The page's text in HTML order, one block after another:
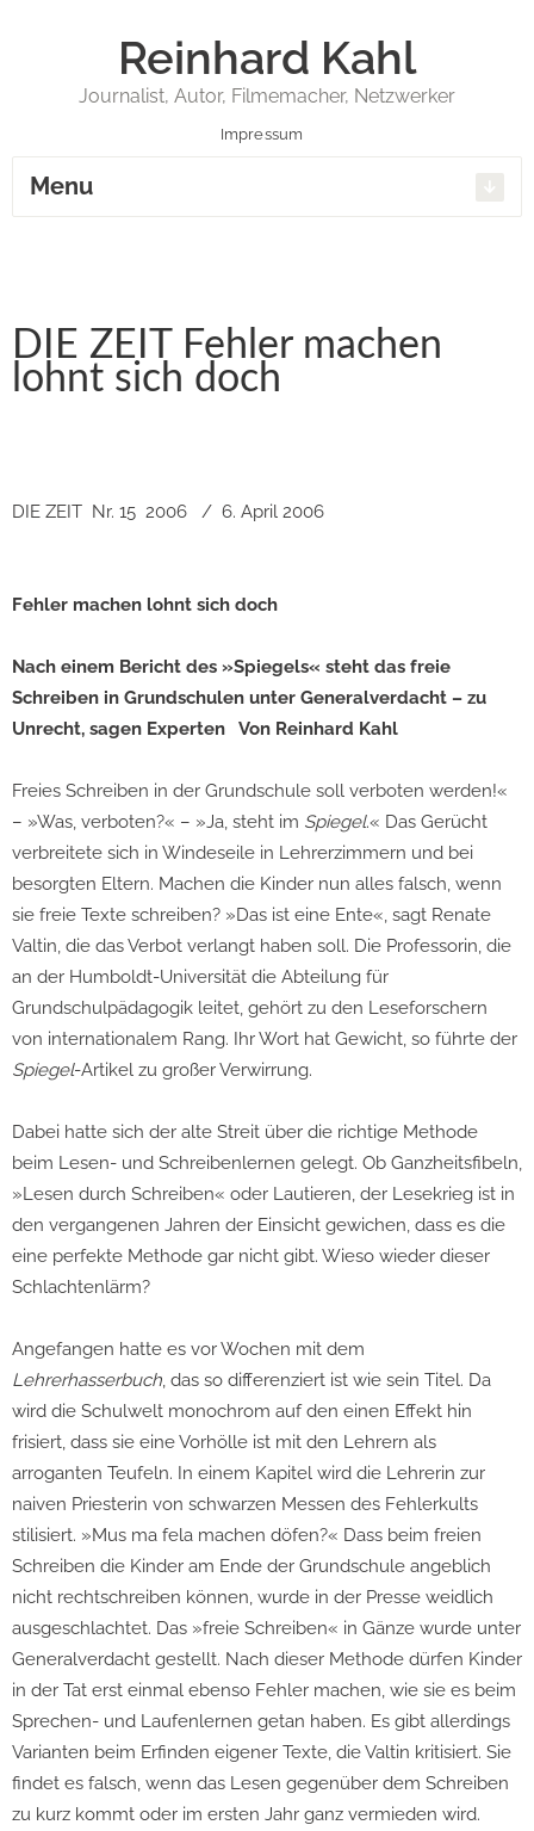
Reinhard Kahl
Journalist, Autor, Filmemacher, Netzwerker
Impressum
Menu
DIE ZEIT Fehler machen
lohnt sich doch
DIE ZEIT Nr. 15 2006 / 6. April 2006
Fehler machen lohnt sich doch
Nach einem Bericht des »Spiegels« steht das freie
Schreiben in Grundschulen unter Generalverdacht – zu
Unrecht, sagen Experten
Von Reinhard Kahl
Freies Schreiben in der Grundschule soll verboten werden!«
– »Was, verboten?« – »Ja, steht im Spiegel.« Das Gerücht
verbreitete sich in Windeseile in Lehrerzimmern und bei
besorgten Eltern. Machen die Kinder nun alles falsch, wenn
sie freie Texte schreiben? »Das ist eine Ente«, sagt Renate
Valtin, die das Verbot verlangt haben soll. Die Professorin, die
an der Humboldt-Universität die Abteilung für
Grundschulpädagogik leitet, gehört zu den Leseforschern
von internationalem Rang. Ihr Wort hat Gewicht, so führte der
Spiegel-Artikel zu großer Verwirrung.
Dabei hatte sich der alte Streit über die richtige Methode
beim Lesen- und Schreibenlernen gelegt. Ob Ganzheitsfibeln,
»Lesen durch Schreiben« oder Lautieren, der Lesekrieg ist in
den vergangenen Jahren der Einsicht gewichen, dass es die
eine perfekte Methode gar nicht gibt. Wieso wieder dieser
Schlachtenlärm?
Angefangen hatte es vor Wochen mit dem
Lehrerhasserbuch, das so differenziert ist wie sein Titel. Da
wird die Schulwelt monochrom auf den einen Effekt hin
frisiert, dass sie eine Vorhölle ist mit den Lehrern als
arroganten Teufeln. In einem Kapitel wird die Lehrerin zur
naiven Priesterin von schwarzen Messen des Fehlerkults
stilisiert. »Mus ma fela machen döfen?« Dass beim freien
Schreiben die Kinder am Ende der Grundschule angeblich
nicht rechtschreiben können, wurde in der Presse weidlich
ausgeschlachtet. Das »freie Schreiben« in Gänze wurde unter
Generalverdacht gestellt. Nach dieser Methode dürfen Kinder
in der Tat erst einmal ebenso Fehler machen, wie sie es beim
Sprechen- und Laufenlernen getan haben. Es gibt allerdings
Varianten beim Erfinden eigener Texte, die Valtin kritisiert. Sie
findet es falsch, wenn das Lesen gegenüber dem Schreiben
zu kurz kommt oder im ersten Jahr ganz vermieden wird.